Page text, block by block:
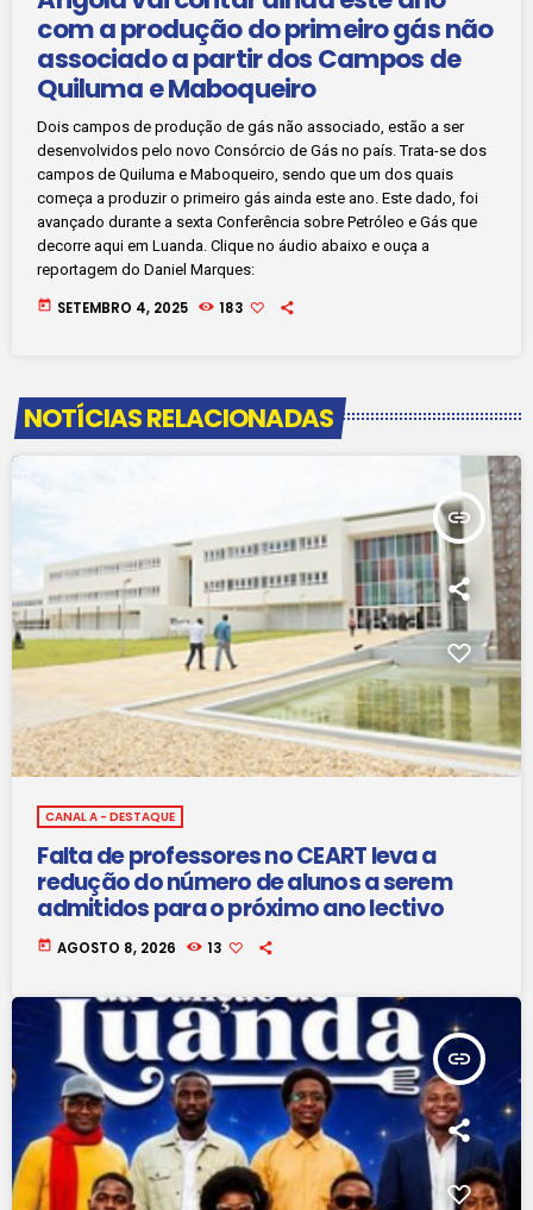
com a produção do primeiro gás não
associado a partir dos Campos de
Quiluma e Maboqueiro
Dois campos de produção de gás não associado, estão a ser
desenvolvidos pelo novo Consórcio de Gás no país. Trata-se dos
campos de Quiluma e Maboqueiro, sendo que um dos quais
começa a produzir o primeiro gás ainda este ano. Este dado, foi
avançado durante a sexta Conferência sobre Petróleo e Gás que
decorre aqui em Luanda. Clique no áudio abaixo e ouça a
reportagem do Daniel Marques:
today SETEMBRO 4, 2025 183
NOTÍCIAS RELACIONADAS
insert_link
CANAL A - DESTAQUE
Falta de professores no CEART leva a
redução do número de alunos a serem
admitidos para o próximo ano lectivo
today AGOSTO 8, 2026 13
insert_link